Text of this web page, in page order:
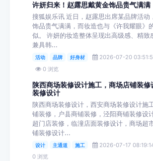
许妍归来！赵露思戴黄金饰品贵气满满
搜狐娱乐讯 近日，赵露思出席某品牌活动
饰品贵气满满，而妆造也与《许我耀眼》
似。 许妍的妆造整体呈现出高级感、精致
兼具韩...
活动 品牌 好身材 2026-07-20
0 浏览
陕西商场装修设计施工，商场店铺装
装修设计
陕西商场装修设计，西安商场装修设计施
铺装修，户县商铺装修，泾阳商铺装修设
超门店装修，临潼店面装修设计，商场超
铺装修设计...
设计 主通道 施工 2026-07-17
0 浏览